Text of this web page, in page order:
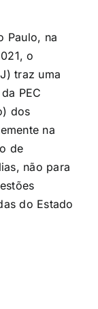
Paulo, na
o
traz uma
PEC
dos
na
de
não para
do Estado